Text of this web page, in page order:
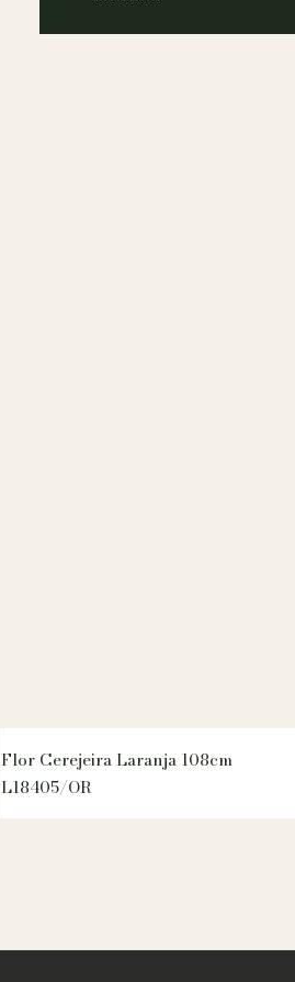
Flor Cerejeira Laranja 108cm
L18405/OR